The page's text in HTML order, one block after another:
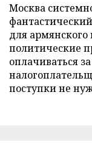
Москва
для
политические
оплачиваться
поступки не